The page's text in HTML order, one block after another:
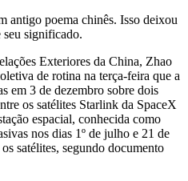
poema chinês. Isso deixou
seu significado.
Exteriores da China, Zhao
de rotina na terça-feira que a
em 3 de dezembro sobre dois
os satélites Starlink da SpaceX
espacial, conhecida como
nos dias 1º de julho e 21 de
satélites, segundo documento